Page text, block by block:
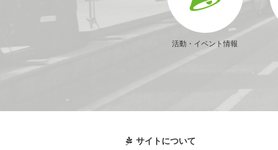
活動・イベント情報
サイトについて